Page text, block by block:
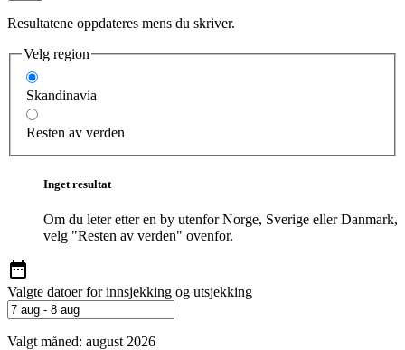
Resultatene oppdateres mens du skriver.
Velg region
Skandinavia
Resten av verden
Inget resultat
Om du leter etter en by utenfor Norge, Sverige eller Danmark,
velg "Resten av verden" ovenfor.
Valgte datoer for innsjekking og utsjekking
Valgt måned: august 2026